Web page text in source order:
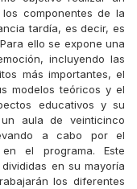
componentes de la
tardía, es decir, es
ello se expone una
incluyendo las
más importantes, el
modelos teóricos y el
educativos y su
aula de veinticinco
a cabo por el
el programa. Este
en su mayoría
los diferentes